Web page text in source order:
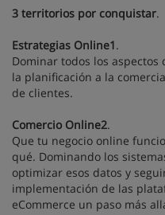
3 territorios por conquistar.
Estrategias Online1.
Dominar todos los
la planificación a la
de clientes.
Comercio Online2.
Que tu negocio online
qué. Dominando los
optimizar esos datos y
implementación de las
eCommerce un paso más